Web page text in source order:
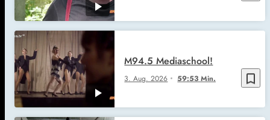
bookmark_border
3. Aug. 2026 59:53 Min.
M94.5 Mediaschool!